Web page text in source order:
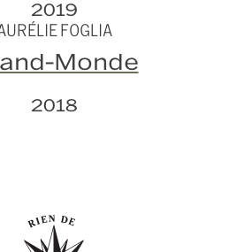
2019
FOGLIA
Monde
2018